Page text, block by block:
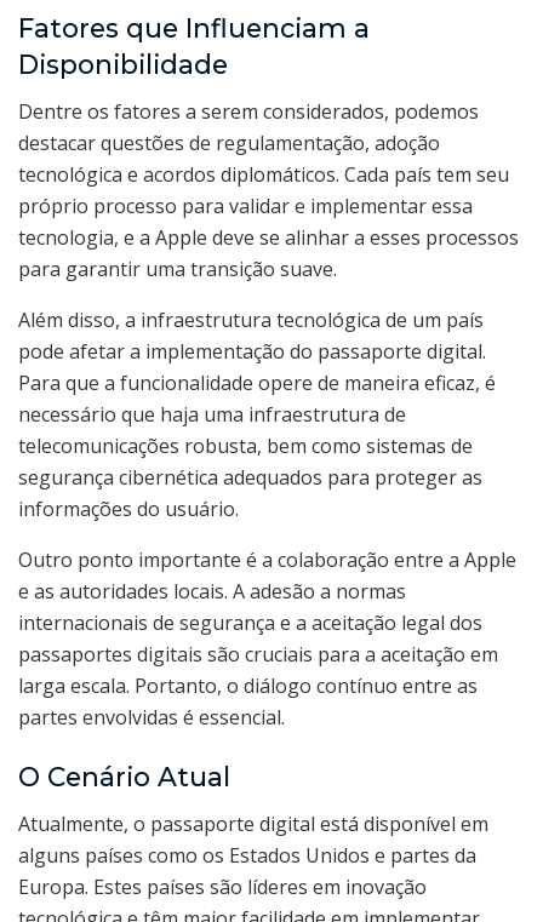
Fatores que Influenciam a
Disponibilidade
Dentre os fatores a serem considerados, podemos
destacar questões de regulamentação, adoção
tecnológica e acordos diplomáticos. Cada país tem seu
próprio processo para validar e implementar essa
tecnologia, e a Apple deve se alinhar a esses processos
para garantir uma transição suave.
Além disso, a infraestrutura tecnológica de um país
pode afetar a implementação do passaporte digital.
Para que a funcionalidade opere de maneira eficaz, é
necessário que haja uma infraestrutura de
telecomunicações robusta, bem como sistemas de
segurança cibernética adequados para proteger as
informações do usuário.
Outro ponto importante é a colaboração entre a Apple
e as autoridades locais. A adesão a normas
internacionais de segurança e a aceitação legal dos
passaportes digitais são cruciais para a aceitação em
larga escala. Portanto, o diálogo contínuo entre as
partes envolvidas é essencial.
O Cenário Atual
Atualmente, o passaporte digital está disponível em
alguns países como os Estados Unidos e partes da
Europa. Estes países são líderes em inovação